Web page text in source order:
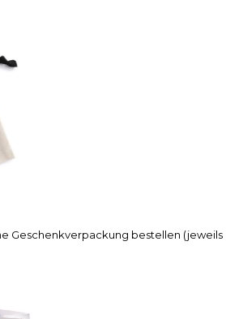
Geschenkverpackung bestellen (jeweils